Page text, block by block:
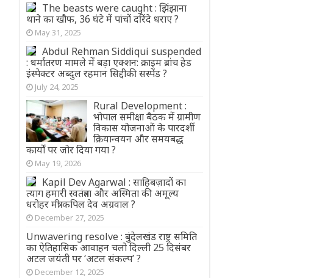
The beasts were caught : झिंझाना
थाने का खौफ, 36 घंटे में पांचों दरिंदे धराए ?
May 31, 2025
Abdul Rehman Siddiqui suspended
: धर्मांतरण मामले में बड़ा एक्शन: क्राइम ब्रांच हेड
इंस्पेक्टर अब्दुल रहमान सिद्दीकी सस्पेंड ?
July 24, 2025
Rural Development :
भोपाल समीक्षा बैठक में ग्रामीण
विकास योजनाओं के पारदर्शी
क्रियान्वयन और समयबद्ध
कार्यों पर जोर दिया गया ?
May 19, 2026
Kapil Dev Agarwal : साहिबज़ादों का
त्याग हमारी स्वतंत्रता और अस्मिता की अमूल्य
धरोहर मंत्री कपिल देव अग्रवाल ?
December 27, 2025
Unwavering resolve : बुंदेलखंड राष्ट्र समिति
का ऐतिहासिक आवाहन चलो दिल्ली 25 दिसंबर
अटल जयंती पर ‘अटल संकल्प’ ?
December 12, 2025